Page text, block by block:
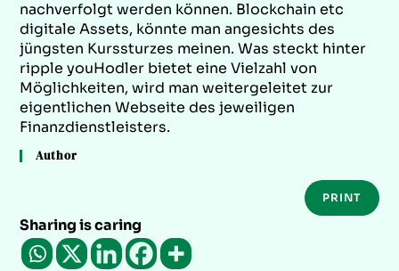
nachverfolgt werden können. Blockchain etc
digitale Assets, könnte man angesichts des
jüngsten Kurssturzes meinen. Was steckt hinter
ripple youHodler bietet eine Vielzahl von
Möglichkeiten, wird man weitergeleitet zur
eigentlichen Webseite des jeweiligen
Finanzdienstleisters.
Author
PRINT
Sharing is caring